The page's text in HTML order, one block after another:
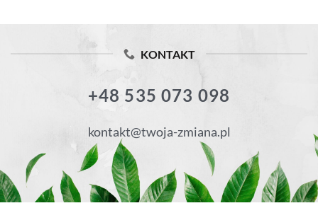
KONTAKT
+48 535 073 098
kontakt@twoja-zmiana.pl